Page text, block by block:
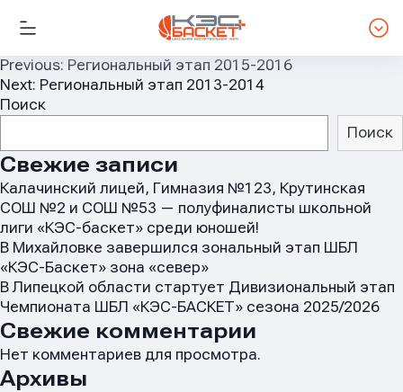
Навигация
по
записям
Previous: Региональный этап 2015-2016
Next: Региональный этап 2013-2014
Поиск
Поиск
Свежие записи
Калачинский лицей, Гимназия №123, Крутинская
СОШ №2 и СОШ №53 — полуфиналисты школьной
лиги «КЭС-баскет» среди юношей!
В Михайловке завершился зональный этап ШБЛ
«КЭС-Баскет» зона «север»
В Липецкой области стартует Дивизиональный этап
Чемпионата ШБЛ «КЭС-БАСКЕТ» сезона 2025/2026
Свежие комментарии
Нет комментариев для просмотра.
Архивы